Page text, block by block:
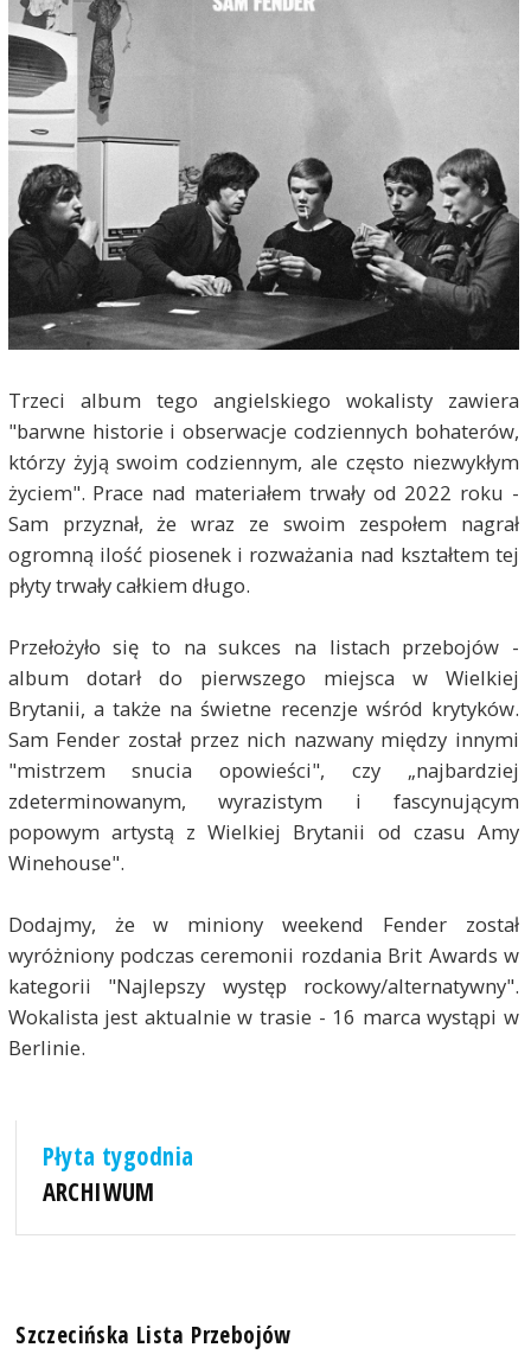
Trzeci album tego angielskiego wokalisty zawiera
"barwne historie i obserwacje codziennych bohaterów,
którzy żyją swoim codziennym, ale często niezwykłym
życiem". Prace nad materiałem trwały od 2022 roku -
Sam przyznał, że wraz ze swoim zespołem nagrał
ogromną ilość piosenek i rozważania nad kształtem tej
płyty trwały całkiem długo.
Przełożyło się to na sukces na listach przebojów -
album dotarł do pierwszego miejsca w Wielkiej
Brytanii, a także na świetne recenzje wśród krytyków.
Sam Fender został przez nich nazwany między innymi
"mistrzem snucia opowieści", czy „najbardziej
zdeterminowanym, wyrazistym i fascynującym
popowym artystą z Wielkiej Brytanii od czasu Amy
Winehouse".
Dodajmy, że w miniony weekend Fender został
wyróżniony podczas ceremonii rozdania Brit Awards w
kategorii "Najlepszy występ rockowy/alternatywny".
Wokalista jest aktualnie w trasie - 16 marca wystąpi w
Berlinie.
Płyta tygodnia
ARCHIWUM
Szczecińska Lista Przebojów